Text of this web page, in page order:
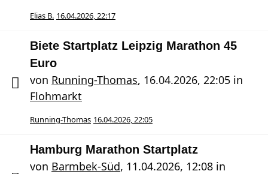
Elias B. 16.04.2026, 22:17
Biete Startplatz Leipzig Marathon 45
Euro
von Running-Thomas, 16.04.2026, 22:05 in
Flohmarkt
Running-Thomas 16.04.2026, 22:05
Hamburg Marathon Startplatz
von Barmbek-Süd, 11.04.2026, 12:08 in